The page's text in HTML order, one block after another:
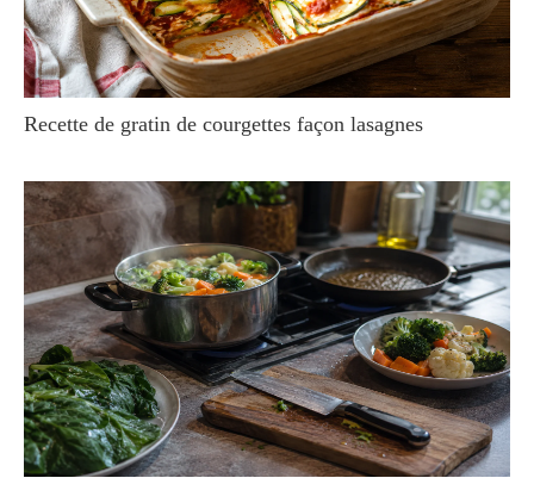
Recette de gratin de courgettes façon lasagnes